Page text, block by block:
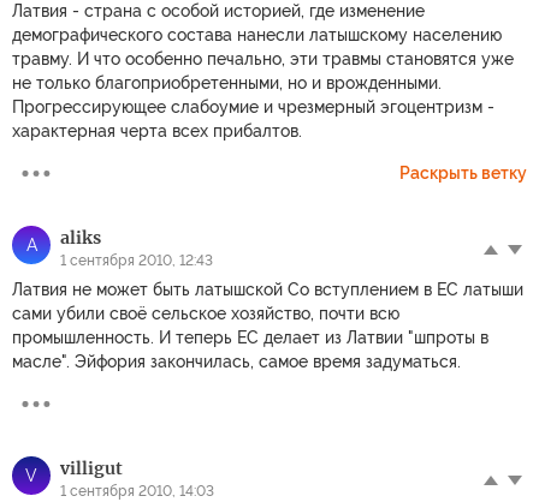
Латвия - страна с особой историей, где изменение
демографического состава нанесли латышскому населению
травму. И что особенно печально, эти травмы становятся уже
не только благоприобретенными, но и врожденными.
Прогрессирующее слабоумие и чрезмерный эгоцентризм -
характерная черта всех прибалтов.
Раскрыть ветку
A aliks
1 сентября 2010, 12:43
Латвия не может быть латышской Со вступлением в ЕС латыши
сами убили своё сельское хозяйство, почти всю
промышленность. И теперь ЕС делает из Латвии "шпроты в
масле". Эйфория закончилась, самое время задуматься.
V villigut
1 сентября 2010, 14:03